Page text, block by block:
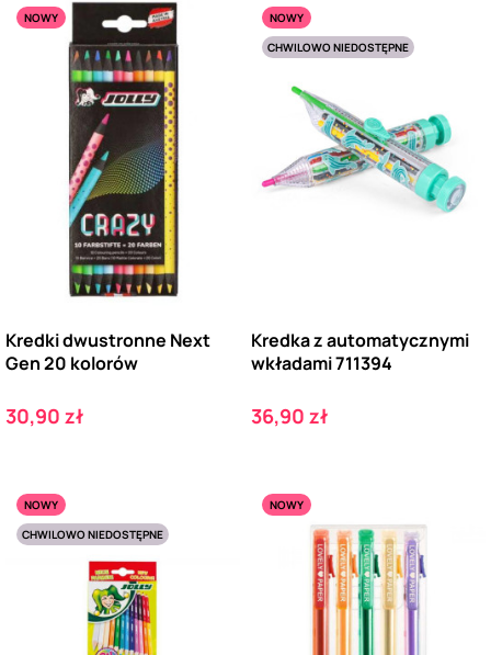
NOWY
Kredki dwustronne Next
Gen 20 kolorów
Cena
30,90 zł
NOWY
CHWILOWO NIEDOSTĘPNE
Kredka z automatycznymi
wkładami 711394
Cena
36,90 zł
NOWY
CHWILOWO NIEDOSTĘPNE
NOWY